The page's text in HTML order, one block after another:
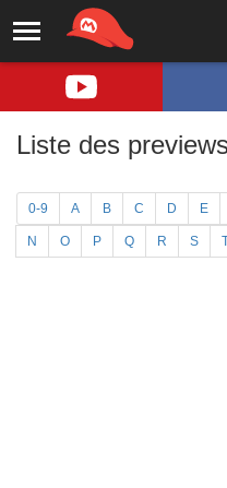
Liste des
0-9 A B C D E
N O P Q R S